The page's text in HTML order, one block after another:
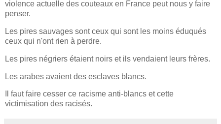
violence actuelle des couteaux en France peut nous y faire
penser.
Les pires sauvages sont ceux qui sont les moins éduqués
ceux qui n'ont rien à perdre.
Les pires négriers étaient noirs et ils vendaient leurs frères.
Les arabes avaient des esclaves blancs.
Il faut faire cesser ce racisme anti-blancs et cette
victimisation des racisés.